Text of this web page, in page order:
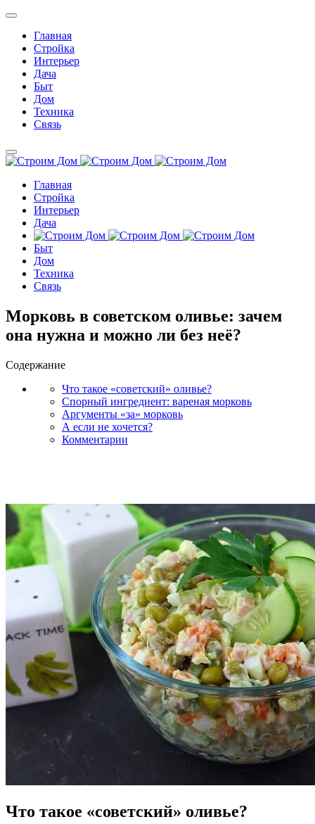
Главная
Стройка
Интерьер
Дача
Быт
Дом
Техника
Связь
Главная
Стройка
Интерьер
Дача
Быт
Дом
Техника
Связь
Морковь в советском оливье: зачем
она нужна и можно ли без неё?
Содержание
Что такое «советский» оливье?
Спорный ингредиент: вареная морковь
Аргументы «за» морковь
А если не хочется?
Комментарии
Что такое «советский» оливье?